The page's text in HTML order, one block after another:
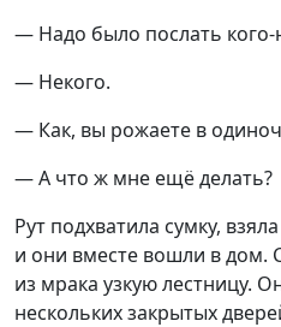
— Надо было послать кого-
— Некого.
— Как, вы рожаете в
— А что ж мне ещё делать?
Рут подхватила сумку,
и они вместе вошли в дом.
из мрака узкую лестницу.
нескольких закрытых